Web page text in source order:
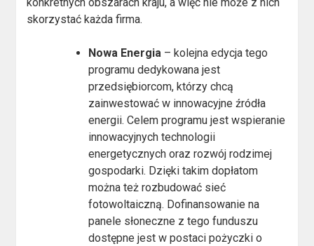
skorzystać każda firma.
Nowa Energia – kolejna edycja tego
programu dedykowana jest
przedsiębiorcom, którzy chcą
zainwestować w innowacyjne źródła
energii. Celem programu jest wspieranie
innowacyjnych technologii
energetycznych oraz rozwój rodzimej
gospodarki. Dzięki takim dopłatom
można też rozbudować sieć
fotowoltaiczną. Dofinansowanie na
panele słoneczne z tego funduszu
dostępne jest w postaci pożyczki o